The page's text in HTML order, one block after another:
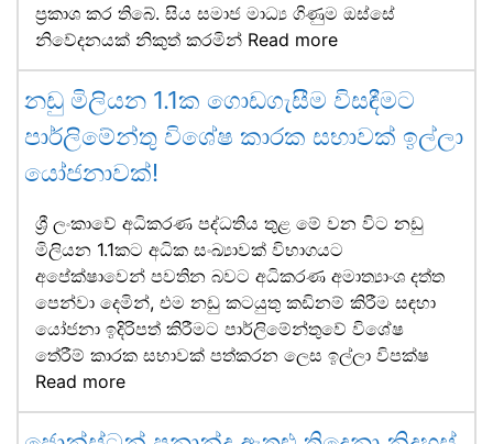
ප්‍රකාශ කර තිබේ. සිය සමාජ මාධ්‍ය ගිණුම ඔස්සේ
නිවේදනයක් නිකුත් කරමින් Read more
නඩු මිලියන 1.1ක ගොඩගැසීම විසඳීමට
පාර්ලිමේන්තු විශේෂ කාරක සභාවක් ඉල්ලා
යෝජනාවක්!
ශ්‍රී ලංකාවේ අධිකරණ පද්ධතිය තුළ මේ වන විට නඩු
මිලියන 1.1කට අධික සංඛ්‍යාවක් විභාගයට
අපේක්ෂාවෙන් පවතින බවට අධිකරණ අමාත්‍යාංශ දත්ත
පෙන්වා දෙමින්, එම නඩු කටයුතු කඩිනම් කිරීම සඳහා
යෝජනා ඉදිරිපත් කිරීමට පාර්ලිමේන්තුවේ විශේෂ
තේරීම් කාරක සභාවක් පත්කරන ලෙස ඉල්ලා විපක්ෂ
Read more